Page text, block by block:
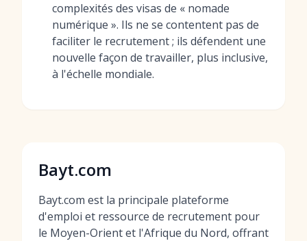
complexités des visas de « nomade
numérique ». Ils ne se contentent pas de
faciliter le recrutement ; ils défendent une
nouvelle façon de travailler, plus inclusive,
à l'échelle mondiale.
Bayt.com
Bayt.com est la principale plateforme
d'emploi et ressource de recrutement pour
le Moyen-Orient et l'Afrique du Nord, offrant